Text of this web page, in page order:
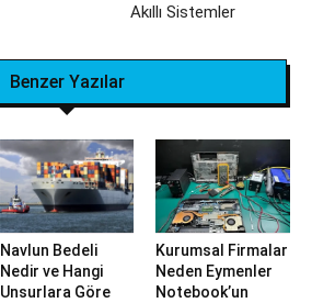
Akıllı Sistemler
Benzer Yazılar
Navlun Bedeli
Nedir ve Hangi
Unsurlara Göre
Kurumsal Firmalar
Neden Eymenler
Notebook’un